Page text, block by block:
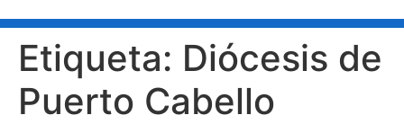
Etiqueta: Diócesis de
Puerto Cabello